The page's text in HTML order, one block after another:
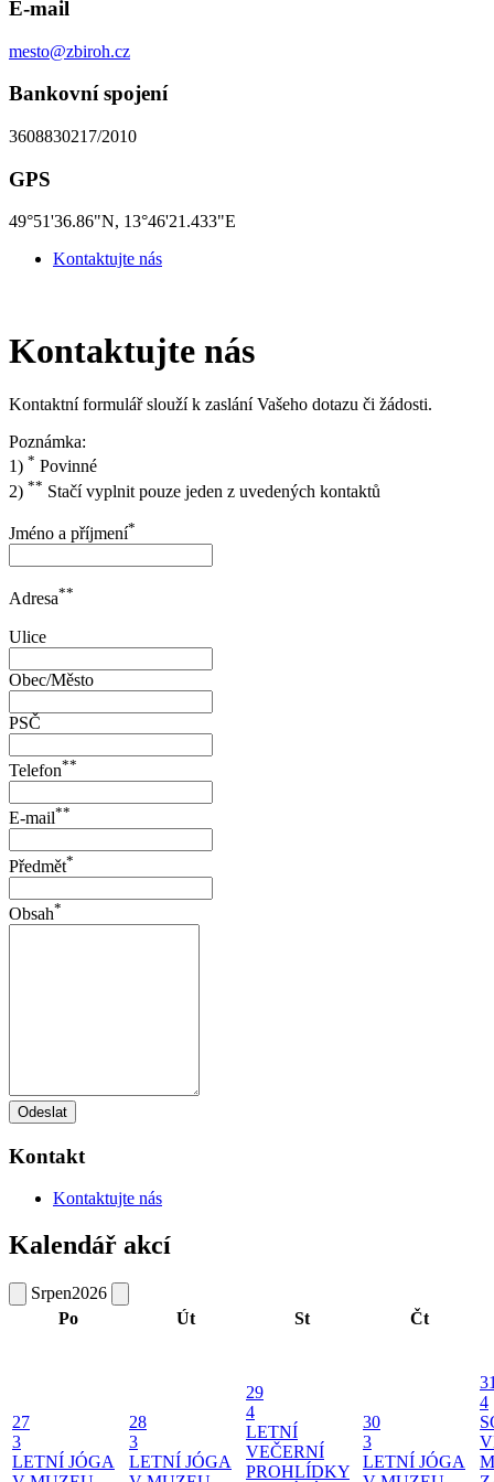
E-mail
mesto@zbiroh.cz
Bankovní spojení
3608830217/2010
GPS
49°51'36.86"N, 13°46'21.433"E
Kontaktujte nás
Kontaktujte nás
Kontaktní formulář slouží k zaslání Vašeho dotazu či žádosti.
Poznámka:
1) * Povinné
2) ** Stačí vyplnit pouze jeden z uvedených kontaktů
Jméno a příjmení*
Adresa**
Ulice
Obec/Město
PSČ
Telefon**
E-mail**
Předmět*
Obsah*
Odeslat
Kontakt
Kontaktujte nás
Kalendář akcí
Srpen2026
Po
Út St Čt
27
3
LETNÍ JÓGA
28
3
LETNÍ JÓGA
29
4
LETNÍ
VEČERNÍ
PROHLÍDKY
30
3
LETNÍ JÓGA
4